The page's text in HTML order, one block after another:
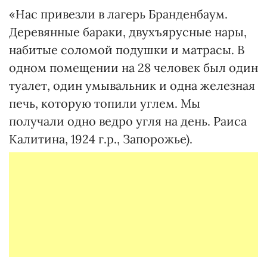
«Нас привезли в лагерь Бранденбаум.
Деревянные бараки, двухъярусные нары,
набитые соломой подушки и матрасы. В
одном помещении на 28 человек был один
туалет, один умывальник и одна железная
печь, которую топили углем. Мы
получали одно ведро угля на день. Раиса
Калитина, 1924 г.р., Запорожье).